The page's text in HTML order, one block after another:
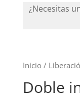
Inicio /
Doble
¿Necesitas